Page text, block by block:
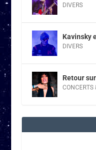
DIVERS
Kavinsky
DIVERS
Retour
CONCERTS